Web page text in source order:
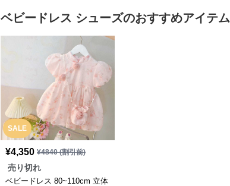
ベビードレス シューズのおすすめアイテム
SALE
¥4,350 ¥4840(割引前)
売り切れ
ベビードレス 80~110cm 立体